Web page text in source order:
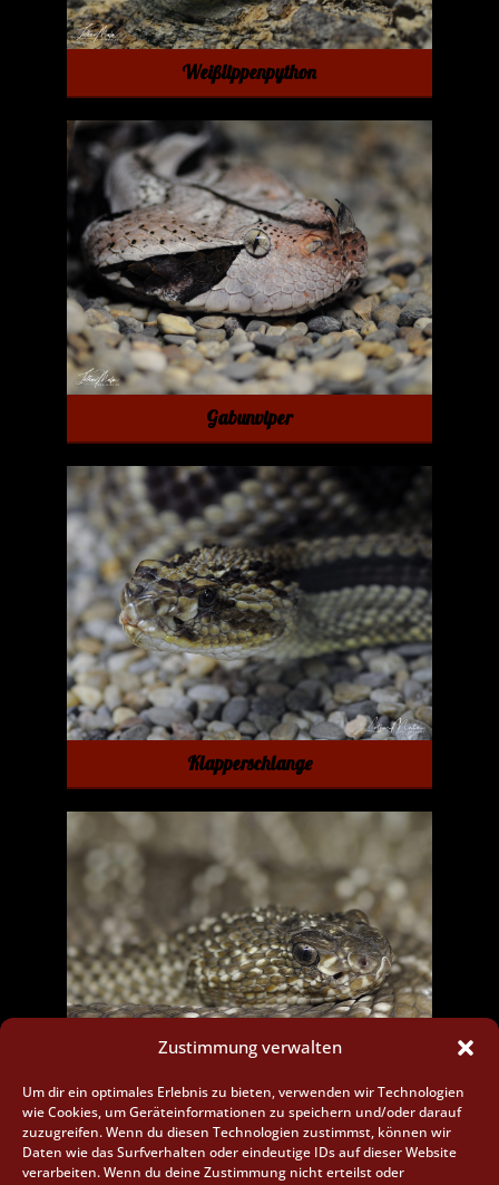
Zustimmung verwalten
Um dir ein optimales Erlebnis zu bieten, verwenden wir Technologien
wie Cookies, um Geräteinformationen zu speichern und/oder darauf
zuzugreifen. Wenn du diesen Technologien zustimmst, können wir
Daten wie das Surfverhalten oder eindeutige IDs auf dieser Website
verarbeiten. Wenn du deine Zustimmung nicht erteilst oder
Weißlippenpython
Gabunviper
Klapperschlange